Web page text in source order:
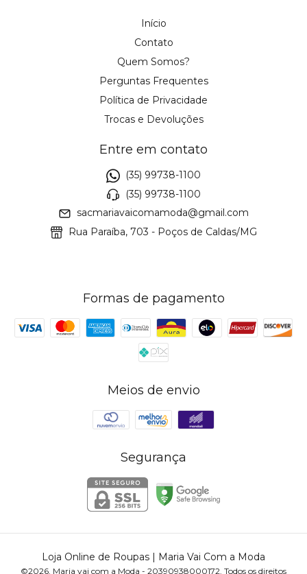
Início
Contato
Quem Somos?
Perguntas Frequentes
Política de Privacidade
Trocas e Devoluções
Entre em contato
(35) 99738-1100
(35) 99738-1100
sacmariavaicomamoda@gmail.com
Rua Paraíba, 703 - Poços de Caldas/MG
Formas de pagamento
Meios de envio
Segurança
Loja Online de Roupas | Maria Vai Com a Moda
©2026. Maria vai com a Moda - 20390938000172. Todos os direitos